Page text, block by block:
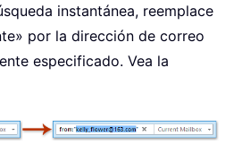
instantánea, reemplace
por la dirección de correo
especificado. Vea la